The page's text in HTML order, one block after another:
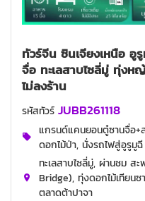
ทัวร์จีน ซินเจียงเหนือ
จื่อ ทะเลสาบไซลี่มู่ ทุ่ง
ไม่ลงร้าน
รหัสทัวร์ JUBB261118
แกรนด์แคนยอนตู๋ซานจื่อ+
ดอกไม้ป่า, นั่งรถไฟสู่อูรูมูฉี
ทะเลสาบไซลี่มู่, ผ่านชม ส
Bridge), ทุ่งดอกไม้เทียน
ตลาดต้าปาจา